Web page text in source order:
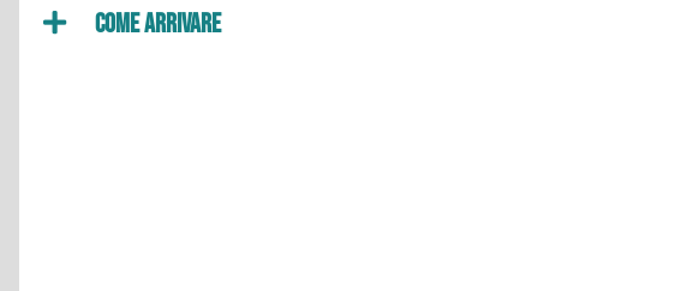
Come Arrivare